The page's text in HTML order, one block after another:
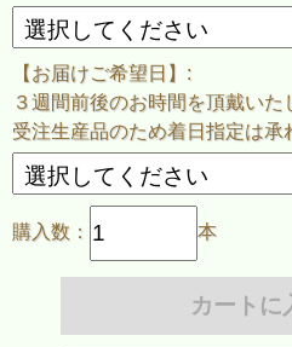
【お届けご希望日】:
３週間前後のお時間を頂戴いた
受注生産品のため着日指定は承
購入数： 本